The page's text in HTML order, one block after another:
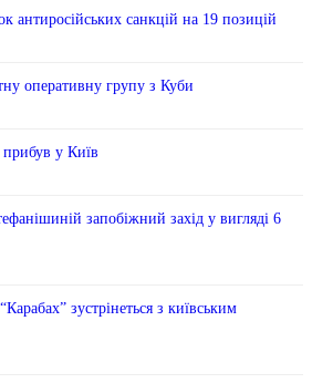
антиросійських санкцій на 19 позицій
оперативну групу з Куби
у Київ
запобіжний захід у вигляді 6
зустрінеться з київським